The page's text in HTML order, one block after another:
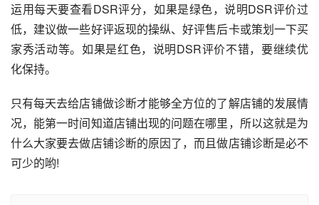
运用每天要查看DSR评分，如果是绿色，说明DSR评价过
低，建议做一些好评返现的操纵、好评售后卡或策划一下买
家秀活动等。如果是红色，说明DSR评价不错，要继续优
化保持。
只有每天去给店铺做诊断才能够全方位的了解店铺的发展情
况，能第一时间知道店铺出现的问题在哪里，所以这就是为
什么大家要去做店铺诊断的原因了，而且做店铺诊断是必不
可少的哟!